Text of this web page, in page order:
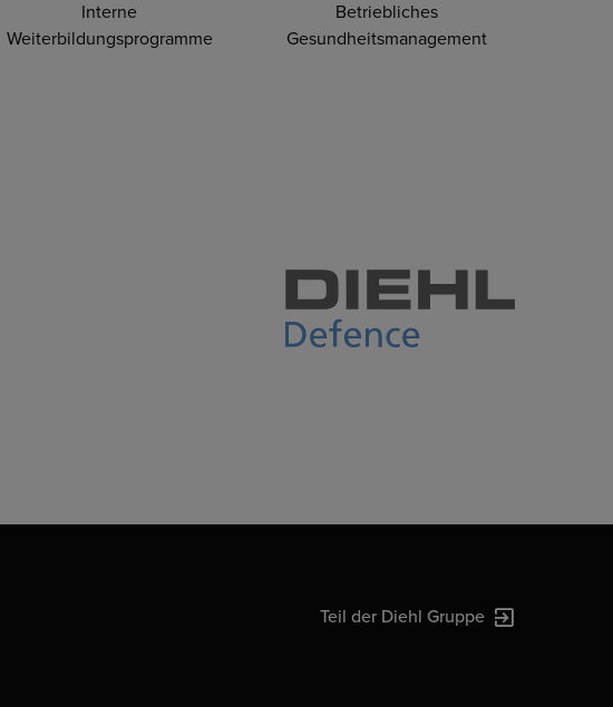
Interne
Weiterbildungsprogramme
Betriebliches
Gesundheitsmanagement
Teil der Diehl Gruppe